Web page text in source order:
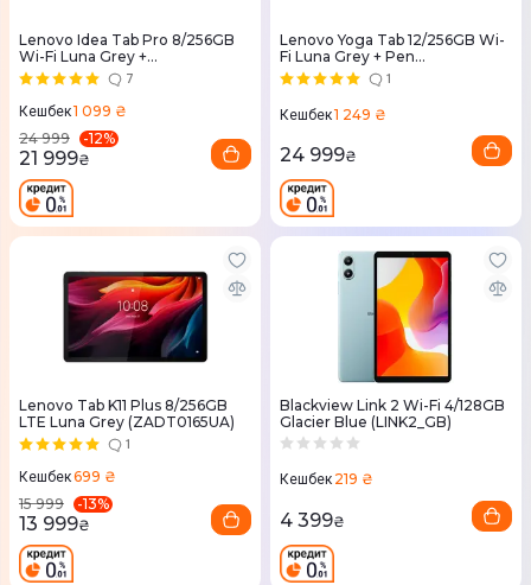
Lenovo Idea Tab Pro 8/256GB
Wi-Fi Luna Grey +
Keyboard&Pen (ZAE40222UA)
7
Кешбек1 099 ₴
24 999
-12%
21 999₴
Lenovo Yoga Tab 12/256GB Wi-
Fi Luna Grey + Pen
(ZAG60223UA)1
Кешбек1 249 ₴
24 999₴
Lenovo Tab K11 Plus 8/256GB
LTE Luna Grey (ZADT0165UA)
1
Кешбек699 ₴
15 999
-13%
13 999₴
Blackview Link 2 Wi-Fi 4/128GB
Glacier Blue (LINK2_GB)
Кешбек 219 ₴
4 399₴